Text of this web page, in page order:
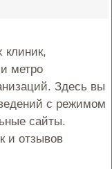
клиник,
метро
Здесь вы
с режимом
сайты.
и отзывов